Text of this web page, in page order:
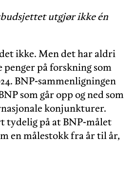
utgjør ikke én
ikke. Men det har aldri
på forskning som
BNP-sammenligningen
som går opp og ned som
konjunkturer.
på at BNP-målet
en målestokk fra år til år,